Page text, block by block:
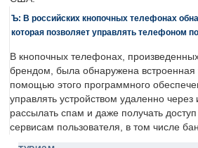
Ъ: В российских кнопочных телефонах
которая позволяет управлять телефоном
В кнопочных телефонах,
брендом, была обнаружена встроенная
помощью этого программного
управлять устройством удаленно через
рассылать спам и даже получать
сервисам пользователя, в том числе